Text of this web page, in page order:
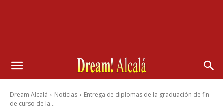
Dream Alcalá Noticias
Entrega de diplomas de la graduación de fin
de curso de la...